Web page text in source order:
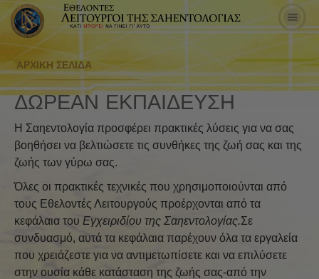
ΑΡΧΙΚΗ ΣΕΛΙΔΑ
ΔΩΡΕΑΝ ΕΚΠΑΙΔΕΥΣΗ
Η Σαηεντολογία προσφέρει πρακτικές λύσεις για να σας
βοηθήσει να βελτιώσετε τις συνθήκες της ζωή σας και της
ζωής των γύρω σας.
Όλες οι πρακτικές τεχνικές που χρησιμοποιούνται από
τους Εθελοντές Λειτουργούς προέρχονται από τα
κεφάλαια του Εγχειριδίου της Σαηεντολογίας.Σε
συνδυασμό, αυτά τα κεφάλαια παρέχουν όλα τα εργαλεία
που χρειάζεστε για να αντιμετωπίσετε και να επιλύσετε
στην ουσία κάθε κατάσταση της ζωής σας-από την